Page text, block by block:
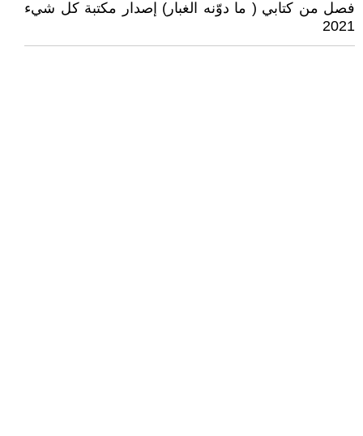
فصل من كتابي ( ما دوّنه الغبار) إصدار مكتبة كل شيء
2021